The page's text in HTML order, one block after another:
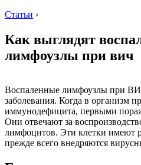
Статьи ›
Как выглядят
лимфоузлы при вич
Воспаленные лимфоузлы при
заболевания. Когда в организм
иммунодефицита, первыми
Они отвечают за
лимфоцитов. Эти клетки имеют
прежде всего внедряются